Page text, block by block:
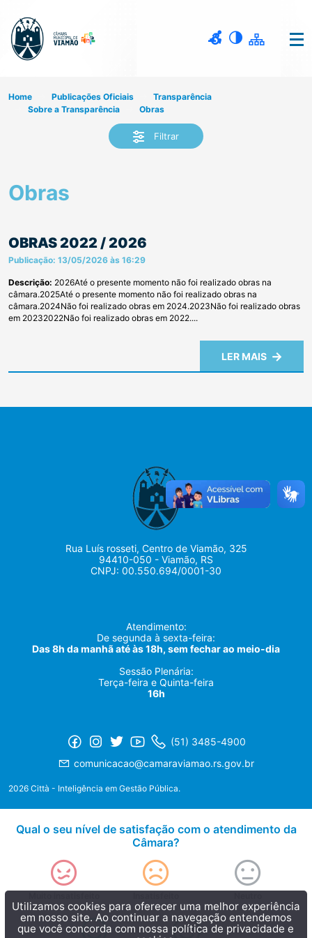
Home Publicações Oficiais
Transparência
Sobre a Transparência
Obras
Filtrar
Obras
OBRAS 2022 / 2026
Publicação: 13/05/2026 às 16:29
Descrição:
câmara.2025Até o presente momento não foi realizado obras na
câmara.2024Não foi realizado obras em 2024.2023Não foi realizado obras
em 20232022Não foi realizado obras em 2022....
LER MAIS
Rua Luís rosseti, Centro de Viamão, 325
94410-050 - Viamão, RS
CNPJ: 00.550.694/0001-30
Atendimento:
De segunda à sexta-feira:
Das 8h da manhã até às 18h, sem fechar ao meio-dia
Sessão Plenária:
Terça-feira e Quinta-feira
16h
(51) 3485-4900
comunicacao@camaraviamao.rs.gov.br
2026 Città - Inteligência em Gestão Pública.
Utilizamos cookies para oferecer uma melhor experiência
em nosso site. Ao continuar a navegação entendemos
que você concorda com nossa política de privacidade e
Qual o seu nível de satisfação com o atendimento da
Câmara?